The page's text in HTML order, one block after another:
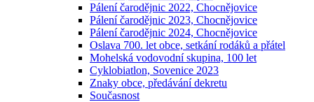
Pálení čarodějnic 2022, Chocnějovice
Pálení čarodějnic 2023, Chocnějovice
Pálení čarodějnic 2024, Chocnějovice
Oslava 700. let obce, setkání rodáků a přátel
Mohelská vodovodní skupina, 100 let
Cyklobiatlon, Sovenice 2023
Znaky obce, předávání dekretu
Současnost